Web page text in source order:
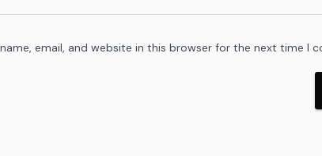
email, and website in this browser for the next time I